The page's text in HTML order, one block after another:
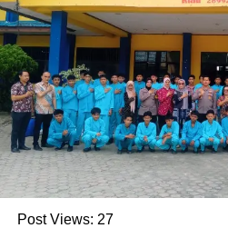
Post Views: 27